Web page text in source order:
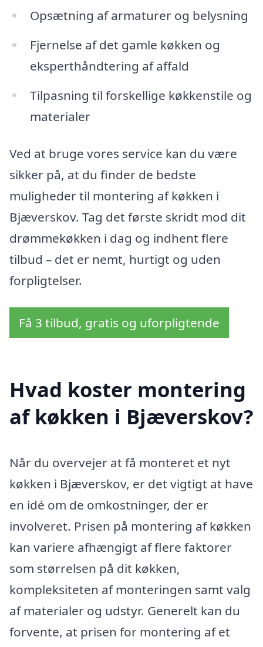
Opsætning af armaturer og belysning
Fjernelse af det gamle køkken og
eksperthåndtering af affald
Tilpasning til forskellige køkkenstile og
materialer
Ved at bruge vores service kan du være
sikker på, at du finder de bedste
muligheder til montering af køkken i
Bjæverskov. Tag det første skridt mod dit
drømmekøkken i dag og indhent flere
tilbud – det er nemt, hurtigt og uden
forpligtelser.
Få 3 tilbud, gratis og uforpligtende
Hvad koster montering
af køkken i Bjæverskov?
Når du overvejer at få monteret et nyt
køkken i Bjæverskov, er det vigtigt at have
en idé om de omkostninger, der er
involveret. Prisen på montering af køkken
kan variere afhængigt af flere faktorer
som størrelsen på dit køkken,
kompleksiteten af monteringen samt valg
af materialer og udstyr. Generelt kan du
forvente, at prisen for montering af et